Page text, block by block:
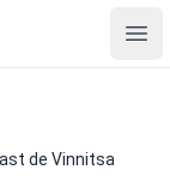
de Vinnitsa